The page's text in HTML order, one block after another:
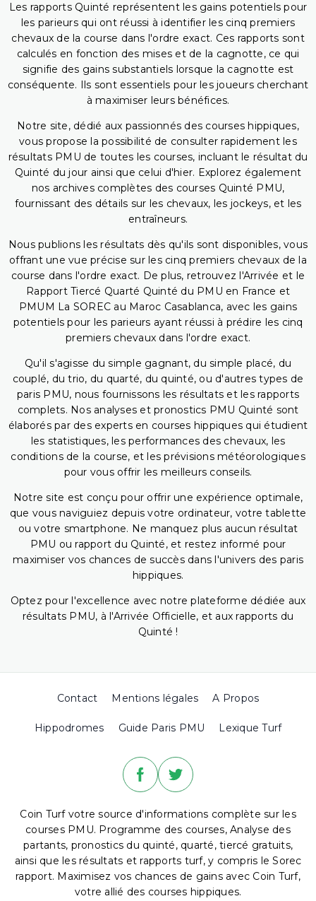
Les rapports Quinté représentent les gains potentiels pour
les parieurs qui ont réussi à identifier les cinq premiers
chevaux de la course dans l'ordre exact. Ces rapports sont
calculés en fonction des mises et de la cagnotte, ce qui
signifie des gains substantiels lorsque la cagnotte est
conséquente. Ils sont essentiels pour les joueurs cherchant
à maximiser leurs bénéfices.
Notre site, dédié aux passionnés des courses hippiques,
vous propose la possibilité de consulter rapidement les
résultats PMU de toutes les courses, incluant le résultat du
Quinté du jour ainsi que celui d'hier. Explorez également
nos archives complètes des courses Quinté PMU,
fournissant des détails sur les chevaux, les jockeys, et les
entraîneurs.
Nous publions les résultats dès qu'ils sont disponibles, vous
offrant une vue précise sur les cinq premiers chevaux de la
course dans l'ordre exact. De plus, retrouvez l'Arrivée et le
Rapport Tiercé Quarté Quinté du PMU en France et
PMUM La SOREC au Maroc Casablanca, avec les gains
potentiels pour les parieurs ayant réussi à prédire les cinq
premiers chevaux dans l'ordre exact.
Qu'il s'agisse du simple gagnant, du simple placé, du
couplé, du trio, du quarté, du quinté, ou d'autres types de
paris PMU, nous fournissons les résultats et les rapports
complets. Nos analyses et pronostics PMU Quinté sont
élaborés par des experts en courses hippiques qui étudient
les statistiques, les performances des chevaux, les
conditions de la course, et les prévisions météorologiques
pour vous offrir les meilleurs conseils.
Notre site est conçu pour offrir une expérience optimale,
que vous naviguiez depuis votre ordinateur, votre tablette
ou votre smartphone. Ne manquez plus aucun résultat
PMU ou rapport du Quinté, et restez informé pour
maximiser vos chances de succès dans l'univers des paris
hippiques.
Optez pour l'excellence avec notre plateforme dédiée aux
résultats PMU, à l'Arrivée Officielle, et aux rapports du
Quinté !
Contact Mentions légales A Propos
Hippodromes Guide Paris PMU Lexique Turf
Coin Turf votre source d'informations complète sur les
courses PMU. Programme des courses, Analyse des
partants, pronostics du quinté, quarté, tiercé gratuits,
ainsi que les résultats et rapports turf, y compris le Sorec
rapport. Maximisez vos chances de gains avec Coin Turf,
votre allié des courses hippiques.